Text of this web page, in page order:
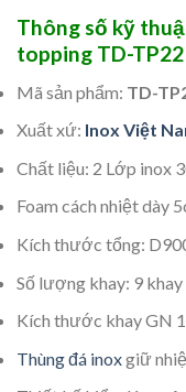
Thông số kỹ
topping TD-TP22
Mã sản phẩm: TD-
Xuất xứ: Inox Việt
Chất liệu: 2 Lớp inox
Foam cách nhiệt dày
Kích thước tổng:
Số lượng khay: 9 khay
Kích thước khay GN
Thùng đá inoxgiữ